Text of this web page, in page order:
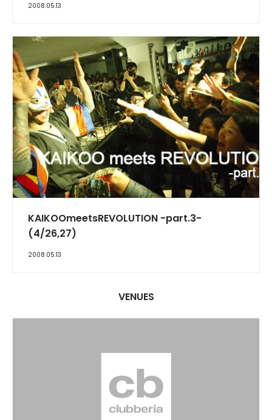
2008.05.13
REPORT
KAIKOOmeetsREVOLUTION -part.3-
(4/26,27)
2008.05.13
VENUES